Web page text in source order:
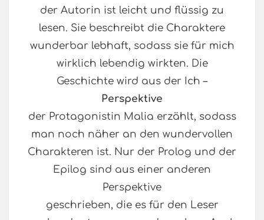
der Autorin ist leicht und flüssig zu
lesen. Sie beschreibt die Charaktere
wunderbar lebhaft, sodass sie für mich
wirklich lebendig wirkten. Die
Geschichte wird aus der Ich –
Perspektive
der Protagonistin Malia erzählt, sodass
man noch näher an den wundervollen
Charakteren ist. Nur der Prolog und der
Epilog sind aus einer anderen
Perspektive
geschrieben, die es für den Leser